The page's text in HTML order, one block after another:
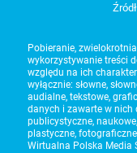
Pobieranie,
wykorzystywanie treści
względu na ich
wyłącznie: słowne,
audialne, tekstowe,
danych i zawarte w nich
publicystyczne,
plastyczne,
Wirtualna Polska Media